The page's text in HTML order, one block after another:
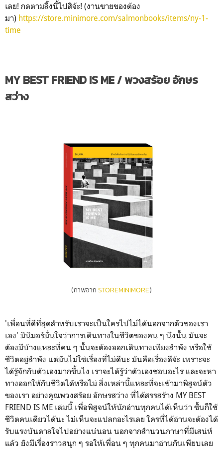
เลย! กดตามลิ้งนี้ไปสิจ้ะ! (งานขายของต้อง
มา) https://store.minimore.com/salmonbooks/items/ny-1-
time
MY BEST FRIEND IS ME / พวงสร้อย อักษร
สว่าง
(ภาพจากSTOREMINIMORE)
'เพื่อนที่ดีที่สุดสำหรับเราจะเป็นใครไปไม่ได้นอกจากตัวของเรา
เอง' มินิมอร์มั่นใจว่าการเดินทางในชีวิตของคน ๆ นึงนั้น มันจะ
ต้องมีบ้างแหละที่คน ๆ นั้นจะต้องออกเดินทางเพียงลำพัง หรือใช้
ชีวิตอยู่ลำพัง แต่มันไม่ใช่เรื่องที่ไม่ดีนะ มันคือเรื่องดีจ้ะ เพราะจะ
ได้รู้จักกับตัวเองมากขึ้นไง เราจะได้รู้ว่าตัวเองชอบอะไร และจะหา
ทางออกให้กับชีวิตได้หรือไม่ สิ่งเหล่านี้แหละที่จะเข้ามาพิสูจน์ตัว
ของเรา อย่างคุณพวงสร้อย อักษรสว่าง ที่ได้สรรสร้าง MY BEST
FRIEND IS ME เล่มนี้ เพื่อพิสูจน์ให้นักอ่านทุกคนได้เห็นว่า ชั้นก็ใช้
ชีวิตคนเดียวได้นะ ไม่เห็นจะแปลกอะไรเลย ใครที่ได้อ่านจะต้องได้
รับแรงบันดาลใจไปอย่างแน่นอน นอกจากสำนวนภาษาที่มีเสน่ห์
แล้ว ยังมีเรื่องราวสนุก ๆ รอให้เพื่อน ๆ ทุกคนมาอ่านกันเพียบเลย